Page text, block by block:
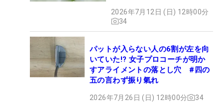
2026年7月12日 (日) 12時00分
34
パットが入らない人の6割が左を向
いていた!? 女子プロコーチが明か
すアライメントの落とし穴 #四の
五の言わず振り氣れ
2026年7月26日 (日) 12時00分 34